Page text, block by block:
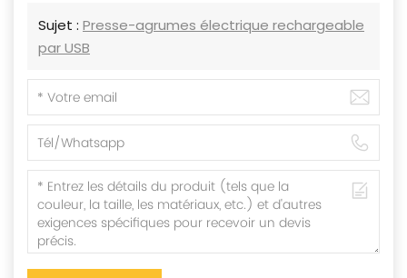
Sujet : Presse-agrumes électrique rechargeable
par USB